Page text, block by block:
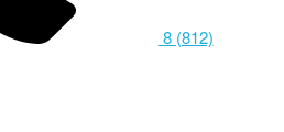
8 (812)